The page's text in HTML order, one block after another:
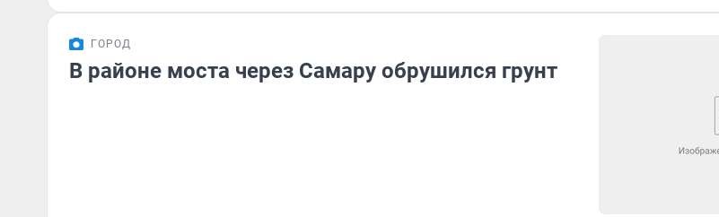
ГОРОД
В районе моста через Самару обрушился грунт